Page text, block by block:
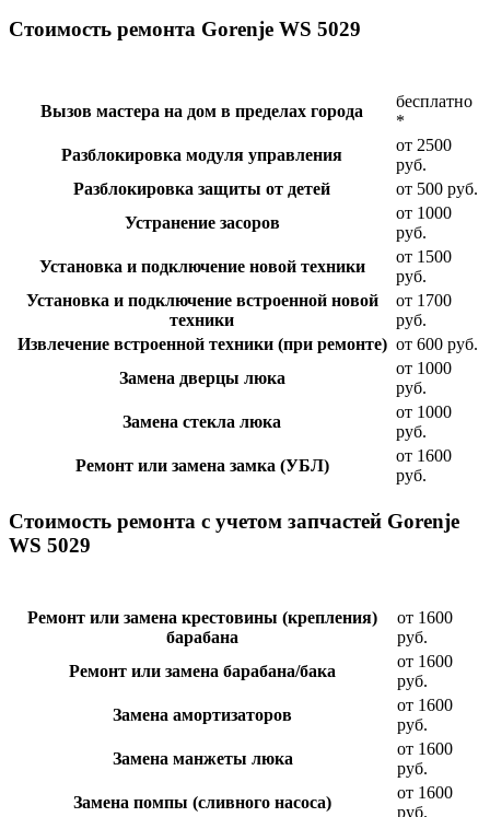
Стоимость ремонта Gorenje WS 5029
Вызов мастера на дом в пределах города
бесплатно
*
Разблокировка модуля управления
от 2500
руб.
Разблокировка защиты от детей
от 500 руб.
Устранение засоров
от 1000
руб.
Установка и подключение новой техники
от 1500
руб.
Установка и подключение встроенной новой
техники
от 1700
руб.
Извлечение встроенной техники (при ремонте) от 600 руб.
Замена дверцы люка
от 1000
руб.
Замена стекла люка
от 1000
руб.
Ремонт или замена замка (УБЛ)
от 1600
руб.
Стоимость ремонта с учетом запчастей Gorenje
WS 5029
Ремонт или замена крестовины (крепления)
барабана
от 1600
руб.
Ремонт или замена барабана/бака
от 1600
руб.
Замена амортизаторов
от 1600
руб.
Замена манжеты люка
от 1600
руб.
Замена помпы (сливного насоса)
от 1600
руб.